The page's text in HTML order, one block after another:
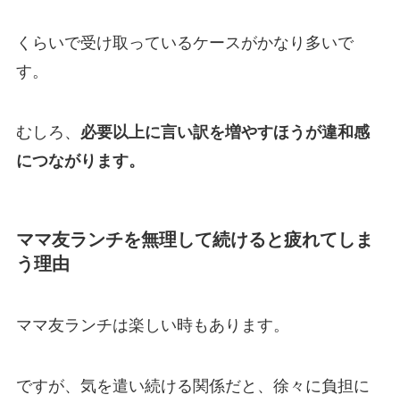
くらいで受け取っているケースがかなり多いで
す。
むしろ、 必要以上に言い訳を増やすほうが違和感
につながります。
ママ友ランチを無理して続けると疲れてしま
う理由
ママ友ランチは楽しい時もあります。
ですが、気を遣い続ける関係だと、徐々に負担に